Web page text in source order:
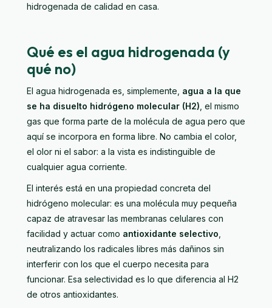
hidrogenada de calidad en casa.
Qué es el agua hidrogenada (y
qué no)
El agua hidrogenada es, simplemente, agua a la que
se ha disuelto hidrógeno molecular (H2) , el mismo
gas que forma parte de la molécula de agua pero que
aquí se incorpora en forma libre. No cambia el color,
el olor ni el sabor: a la vista es indistinguible de
cualquier agua corriente.
El interés está en una propiedad concreta del
hidrógeno molecular: es una molécula muy pequeña
capaz de atravesar las membranas celulares con
facilidad y actuar como antioxidante selectivo
neutralizando los radicales libres más dañinos sin
interferir con los que el cuerpo necesita para
funcionar. Esa selectividad es lo que diferencia al H2
de otros antioxidantes.